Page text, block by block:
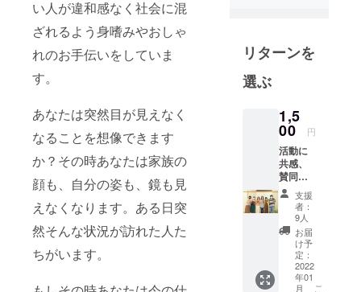
い人が違和感なく社会に混
ざれるよう身嗜みやおしゃ
れのお手伝いをしていま
す。
あなたは突然目が見えなく
なることを想像できます
か？その時あなたは家族の
顔も、自分の姿も、鏡も見
えなくなります。ある日突
然そんな状況が訪れた人た
ちがいます。
全盲の国学
一誕生の地
れる埼玉県
に拠点を置
き、視覚障
がい者と晴
眼者（目が
見える人）
で構成さ
れ、おしゃ
れや身だし
なみといっ
リターンを
選ぶ
1,5
00 円
活動に
共感、
賛同し
ていた
だき応
援がし
たい！
という
方にお
すすめ
です！
支援
者：
9人
お届
け予
定：
2022
年01
月
こ